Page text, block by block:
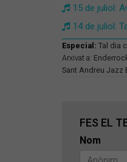
15 de juliol:
14 de juliol:
Especial: Tal dia
Arxivat a:
Sant Andreu Jazz
FES EL
Nom